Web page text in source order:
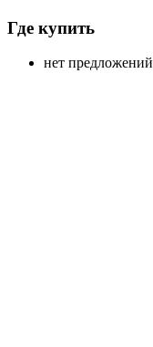
Где купить
нет предложений